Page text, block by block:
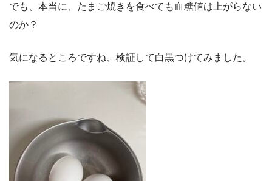
でも、本当に、たまご焼きを食べても血糖値は上がらない
のか？
気になるところですね、検証して白黒つけてみました。